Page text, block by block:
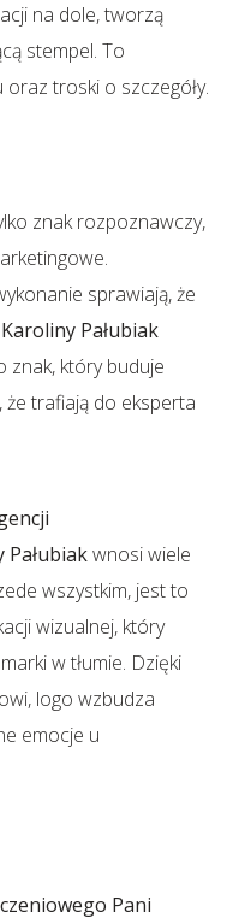
na dole, tworzą
stempel. To
troski o szczegóły.
znak rozpoznawczy,
sprawiają, że
Pałubiak
znak, który buduje
trafiają do eksperta
wnosi wiele
wszystkim, jest to
wizualnej, który
w tłumie. Dzięki
logo wzbudza
emocje u
Pani